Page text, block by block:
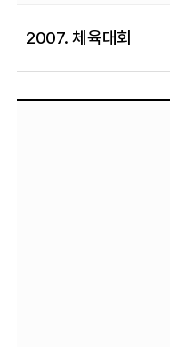
2007. 체육대회